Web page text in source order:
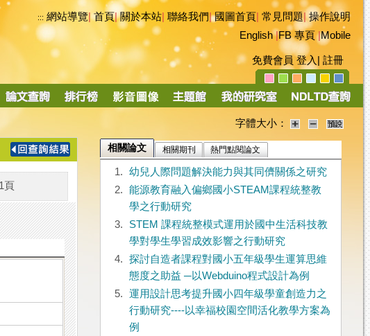
::: 網站導覽|首頁|關於本站 聯絡我們|國圖首頁 常見問題|操作說明
English|FB 專頁|Mobile
免費會員 登入 註冊
字體大小：
頁
相關論文 相關期刊 熱門點閱論文
1.
幼兒人際問題解決能力與其同儕關係之研究
2.
能源教育融入偏鄉國小STEAM課程統整教
學之行動研究
3.
STEM 課程統整模式運用於國中生活科技教
學對學生學習成效影響之行動研究
4.
探討自造者課程對國小五年級學生運算思維
態度之助益 ─以Webduino程式設計為例
5.
運用設計思考提升國小四年級學童創造力之
行動研究----以幸福校園空間活化教學方案為
例